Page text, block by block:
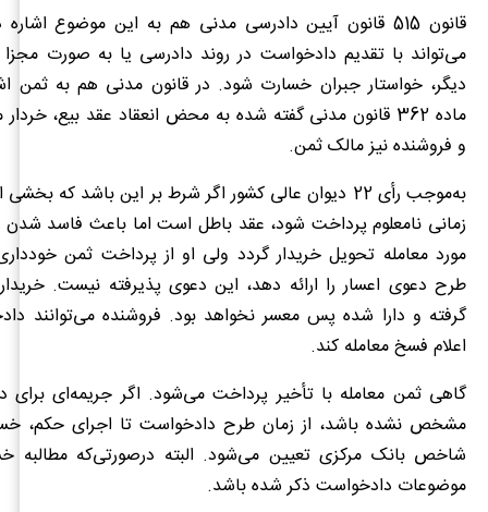
قانون 515 قانون آیین دادرسی مدنی هم به این موضوع
می‌تواند با تقدیم دادخواست در روند دادرسی یا به صورت
دیگر، خواستار جبران خسارت شود. در قانون مدنی هم به ثمن
ماده 362 قانون مدنی گفته شده به محض انعقاد عقد بیع،
و فروشنده نیز مالک ثمن.
به‌موجب رأی 22 دیوان عالی کشور اگر شرط بر این باشد که
زمانی نامعلوم پرداخت شود، عقد باطل است اما باعث فاسد
مورد معامله تحویل خریدار گردد ولی او از پرداخت ثمن
طرح دعوی اعسار را ارائه دهد، این دعوی پذیرفته نیست.
گرفته و دارا شده پس معسر نخواهد بود. فروشنده می‌توانند
اعلام فسخ معامله کند.
گاهی ثمن معامله با تأخیر پرداخت می‌شود. اگر جریمه‌ای برای
مشخص نشده باشد، از زمان طرح دادخواست تا اجرای حکم،
شاخص بانک مرکزی تعیین می‌شود. البته درصورتی‌که مطالبه
موضوعات دادخواست ذکر شده باشد.